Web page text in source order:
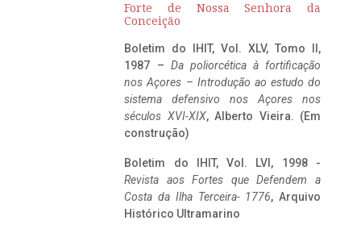
Forte de Nossa Senhora da
Conceição
Boletim do IHIT, Vol. XLV, Tomo II,
1987 – Da poliorcética à fortificação
nos Açores – Introdução ao estudo do
sistema defensivo nos Açores nos
séculos XVI-XIX, Alberto Vieira. (Em
construção)
Boletim do IHIT, Vol. LVI, 1998 -
Revista aos Fortes que Defendem a
Costa da Ilha Terceira- 1776, Arquivo
Histórico Ultramarino